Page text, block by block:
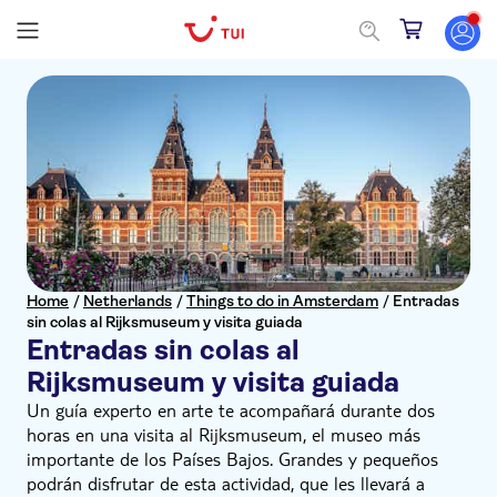
Home / Netherlands /Things to do in Amsterdam / Entradas
sin colas al Rijksmuseum y visita guiada
Entradas sin colas al
Rijksmuseum y visita guiada
Un guía experto en arte te acompañará durante dos
horas en una visita al Rijksmuseum, el museo más
importante de los Países Bajos. Grandes y pequeños
podrán disfrutar de esta actividad, que les llevará a